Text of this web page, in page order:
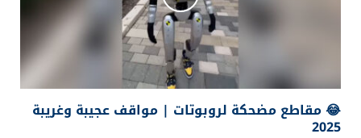
😂 مقاطع مضحكة لروبوتات | مواقف عجيبة وغريبة
2025